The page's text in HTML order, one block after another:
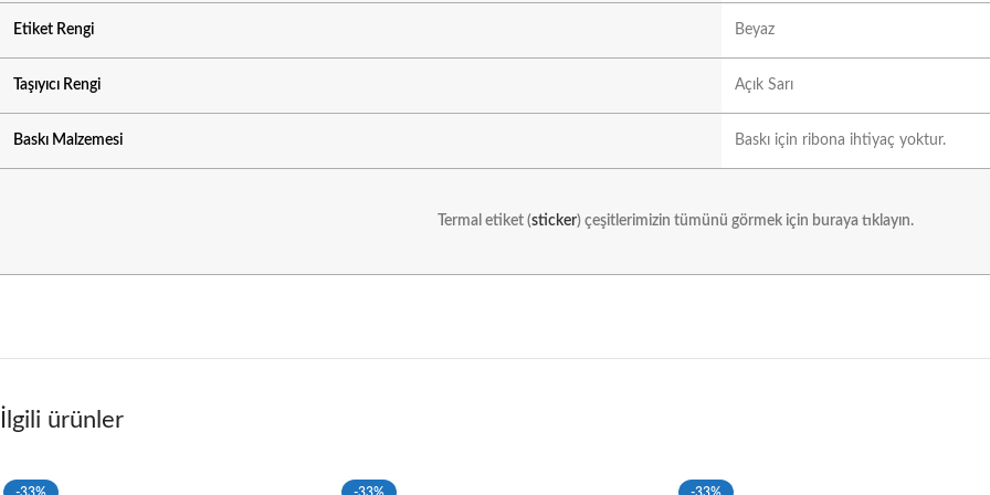
Etiket Rengi Beyaz
Taşıyıcı Rengi Açık Sarı
Baskı Malzemesi Baskı için ribona ihtiyaç yoktur.
Termal etiket (sticker) çeşitlerimizin tümünü görmek için buraya tıklayın.
İlgili ürünler